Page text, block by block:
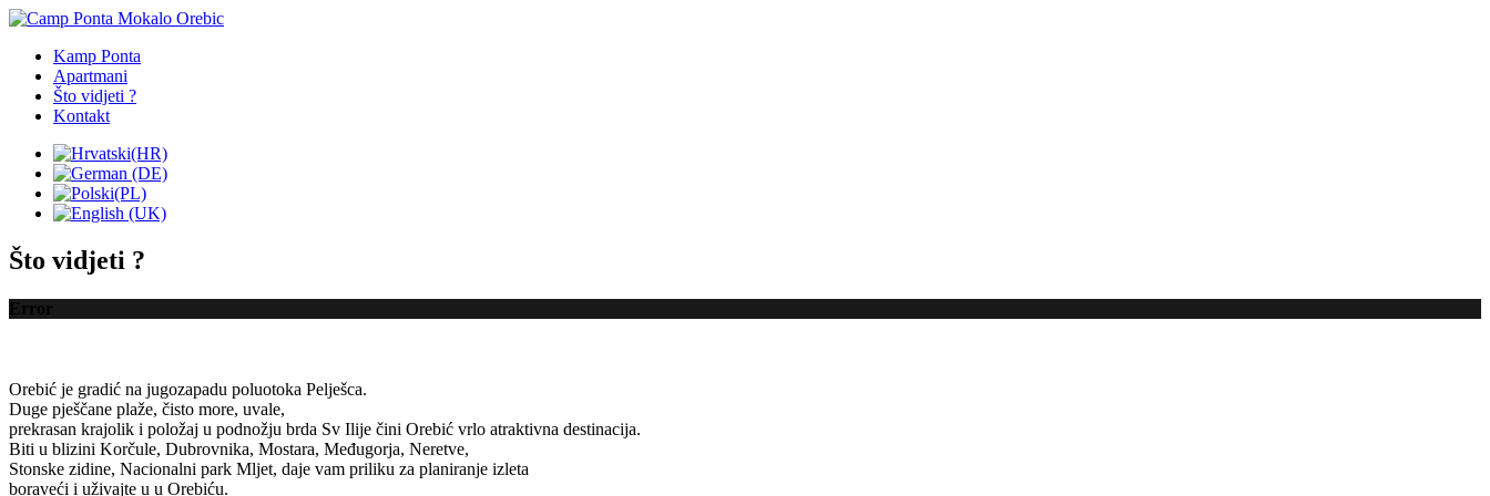
Kamp Ponta
Apartmani
Što vidjeti ?
Kontakt
Što vidjeti ?
Error
Orebić je gradić na jugozapadu poluotoka Pelješca.
Duge pješčane plaže, čisto more, uvale,
prekrasan krajolik i položaj u podnožju brda Sv Ilije čini Orebić vrlo atraktivna destinacija.
Biti u blizini Korčule, Dubrovnika, Mostara, Međugorja, Neretve,
Stonske zidine, Nacionalni park Mljet, daje vam priliku za planiranje izleta
boraveći i uživajte u u Orebiću.